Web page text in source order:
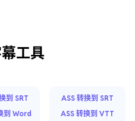
工具
到 SRT
到 Word
ASS 转换到 SRT
ASS 转换到 VTT